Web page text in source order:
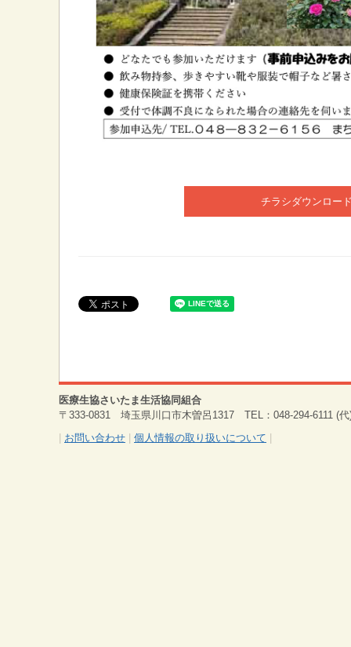
チラシダウンロー
医療生協さいたま生活協同組合
〒333-0831 埼玉県川口市木曽呂1317 TEL：048-294-6111 (
お問い合わせ 個人情報の取り扱いについて